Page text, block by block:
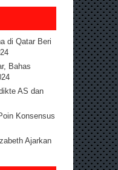
di Qatar Beri
Bahas
AS dan
Konsensus
Ajarkan